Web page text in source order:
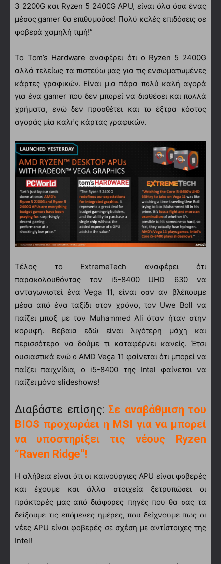
3 2200G και Ryzen 5 2400G APU, είναι όλα όσα ένας
μέσος gamer θα επιθυμούσε! Πολύ καλές επιδόσεις σε
φοβερά χαμηλή τιμή!”
Το Tom’s Hardware αναφέρει ότι ο Ryzen 5 2400G
αλλά τελείως τα πιστεύω μας για τις ενσωματωμένες
κάρτες γραφικών. Είναι μία πάρα πολύ καλή αγορά
για ένα gamer που δεν μπορεί να διαθέσει και πολλά
χρήματα, ενώ δεν προσθέτει και το έξτρα κόστος
αγοράς μία καλής κάρτας γραφικών.
Τέλος το ExtremeTech αναφέρει ότι
παρακολουθόντας τον i5-8400 UHD 630 να
ανταγωνιστεί ένα Vega 11, είναι σαν αν βλέπουμε
μέσα από ένα ταξίδι στον χρόνο, τον Uwe Boll να
παίζει μποξ με τον Muhammed Ali όταν ήταν στην
κορυφή. Βέβαια εδώ είναι λιγότερη μάχη και
περισσότερο να δούμε τι καταφέρνει κανείς. Έτσι
ουσιαστικά ενώ ο AMD Vega 11 φαίνεται ότι μπορεί να
παίζει παιχνίδια, ο i5-8400 της Intel φαίνεται να
παίζει μόνο slideshows!
Διαβάστε επίσης: Σε αναβάθμιση του
BIOS προχωράει η MSI για να μπορεί
να υποστηρίξει τις νέους Ryzen
“Raven Ridge”!
Η αλήθεια είναι ότι οι καινούργιες APU είναι φοβερές
και έχουμε και άλλα στοιχεία ξετρυπώσει οι
πράκτορές μας από διάφορες πηγές που θα σας τα
δείξουμε τις επόμενες ημέρες, που δείχνουμε πως οι
νέες APU είναι φοβερές σε σχέση με αντίστοιχες της
Intel!